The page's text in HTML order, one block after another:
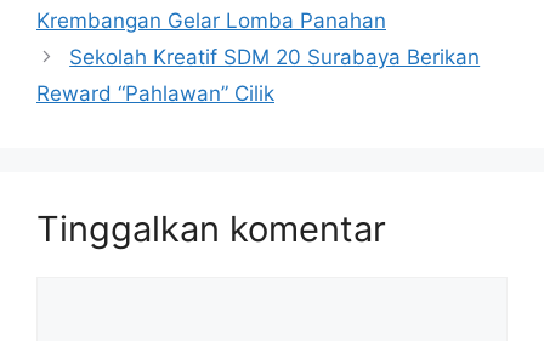
Krembangan Gelar Lomba Panahan
Sekolah Kreatif SDM 20 Surabaya Berikan
Reward “Pahlawan” Cilik
Tinggalkan komentar